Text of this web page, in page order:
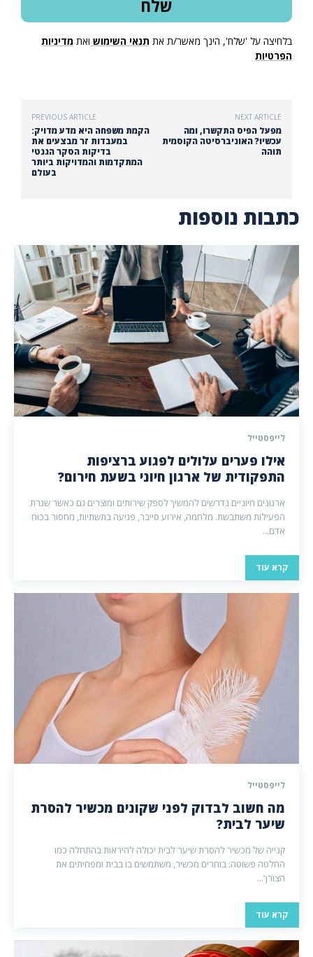
בלחיצה על 'שלח', הינך מאשר/ת את תנאי השימוש ואת מדיניות
הפרטיות
PREVIOUS ARTICLE
הקמת משפחה היא מדע מדויק:
במעבדות זר מבצעים את
בדיקות הסקר הגנטי
המתקדמות והמדויקות ביותר
בעולם
NEXT ARTICLE
מפעל הפיס התקשרו, ומה
עכשיו? האוניברסיטה הקוסמית
תוהה
כתבות נוספות
לייפסטייל
אילו פערים עלולים לפגוע ברציפות
התפקודית של ארגון חיוני בשעת חירום?
ארגונים חיוניים נדרשים להמשיך לספק שירותים ומוצרים גם כאשר שגרת
הפעילות משתבשת. מלחמה, אירוע סייבר, פגיעה בתשתיות, מחסור בכוח
אדם...
קרא עוד
לייפסטייל
מה חשוב לבדוק לפני שקונים מכשיר להסרת
שיער לבית?
קנייה של מכשיר להסרת שיער לבית יכולה להיראות בהתחלה כמו
החלטה פשוטה: בוחרים מכשיר, משתמשים בו בבית ומפחיתים את
הצורך...
קרא עוד